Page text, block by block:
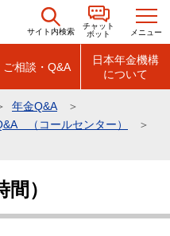
サイト内検索
チャット
ボット
メニュー
ご相談・Q&A
日本年金機構
について
年金Q&A
（コールセンター）
）